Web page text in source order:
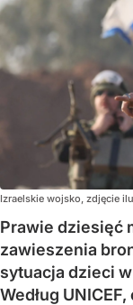
Izraelskie wojsko, zdjęcie
Prawie dziesięć
zawieszenia
sytuacja dzieci
Według